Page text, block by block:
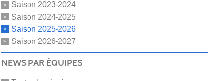
Saison 2023-2024
Saison 2024-2025
Saison 2025-2026
Saison 2026-2027
NEWS PAR ÉQUIPES